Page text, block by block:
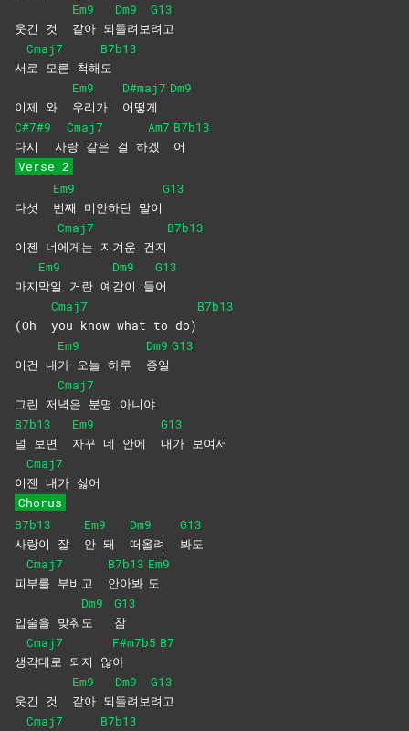
웃긴 것
Em9
같아 되
Dm9
돌려보
G13
려고
서
Cmaj7
로 모른 척해
B7b13
도
이제 와
Em9
우리가
D#maj7
어떻게
Dm9
C#7#9
다시
사
Cmaj7
랑 같은 걸 하
Am7
겠
B7b13
어
Verse 2
다섯
Em9
번째 미안하단 말이
G13
이젠 너
Cmaj7
에게는 지겨운 건지
B7b13
마지
Em9
막일 거란 예
Dm9
감이 들
G13
어
(Oh
Cmaj7
you know what to do)
B7b13
이건 내
Em9
가 오늘 하루
Dm9
종일
G13
그린 저
Cmaj7
녁은 분명 아니야
B7b13
널 보면
Em9
자꾸 네 안에
G13
내가 보여서
이
Cmaj7
젠 내가 싫어
Chorus
B7b13
사랑이 잘
Em9
안 돼
Dm9
떠올려
G13
봐도
피
Cmaj7
부를 부비고
B7b13
안아봐
Em9
도
입술을 맞춰
Dm9
도
G13
참
생
Cmaj7
각대로 되지 않
F#m7b5
아
B7
웃긴 것
Em9
같아 되
Dm9
돌려보
G13
려고
Cmaj7
B7b13